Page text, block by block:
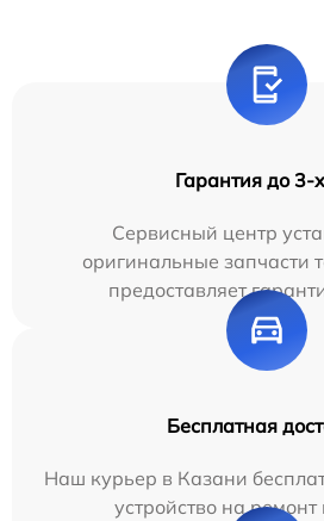
Гарантия до 3-
Сервисный центр
оригинальные запчасти
предоставляет
Бесплатная
Наш курьер в Казани
устройство на ремонт